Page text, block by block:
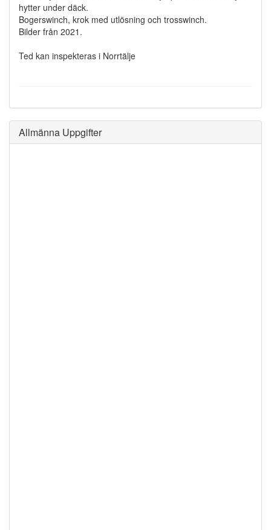
hytter under däck.
Bogerswinch, krok med utlösning och trosswinch.
Bilder från 2021.
Ted kan inspekteras i Norrtälje
Allmänna Uppgifter